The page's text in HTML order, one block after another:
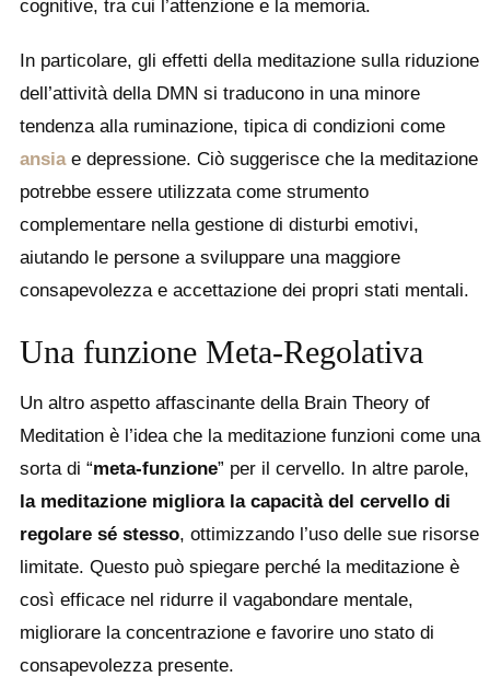
cognitive, tra cui l’attenzione e la memoria.
In particolare, gli effetti della meditazione sulla riduzione
dell’attività della DMN si traducono in una minore
tendenza alla ruminazione, tipica di condizioni come
ansiae depressione. Ciò suggerisce che la meditazione
potrebbe essere utilizzata come strumento
complementare nella gestione di disturbi emotivi,
aiutando le persone a sviluppare una maggiore
consapevolezza e accettazione dei propri stati mentali.
Una funzione Meta-Regolativa
Un altro aspetto affascinante della Brain Theory of
Meditation è l’idea che la meditazione funzioni come una
sorta di “meta-funzione” per il cervello. In altre parole,
la meditazione migliora la capacità del cervello di
regolare sé stesso, ottimizzando l’uso delle sue risorse
limitate. Questo può spiegare perché la meditazione è
così efficace nel ridurre il vagabondare mentale,
migliorare la concentrazione e favorire uno stato di
consapevolezza presente.